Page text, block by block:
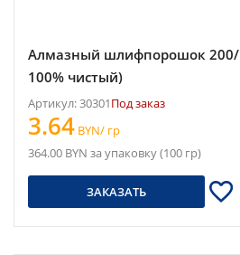
Алмазный шлифпорошок
100% чистый)
Артикул: 30301Под заказ
3.64 BYN/ гр
364.00 BYN за упаковку (100 гр)
ЗАКАЗАТЬ